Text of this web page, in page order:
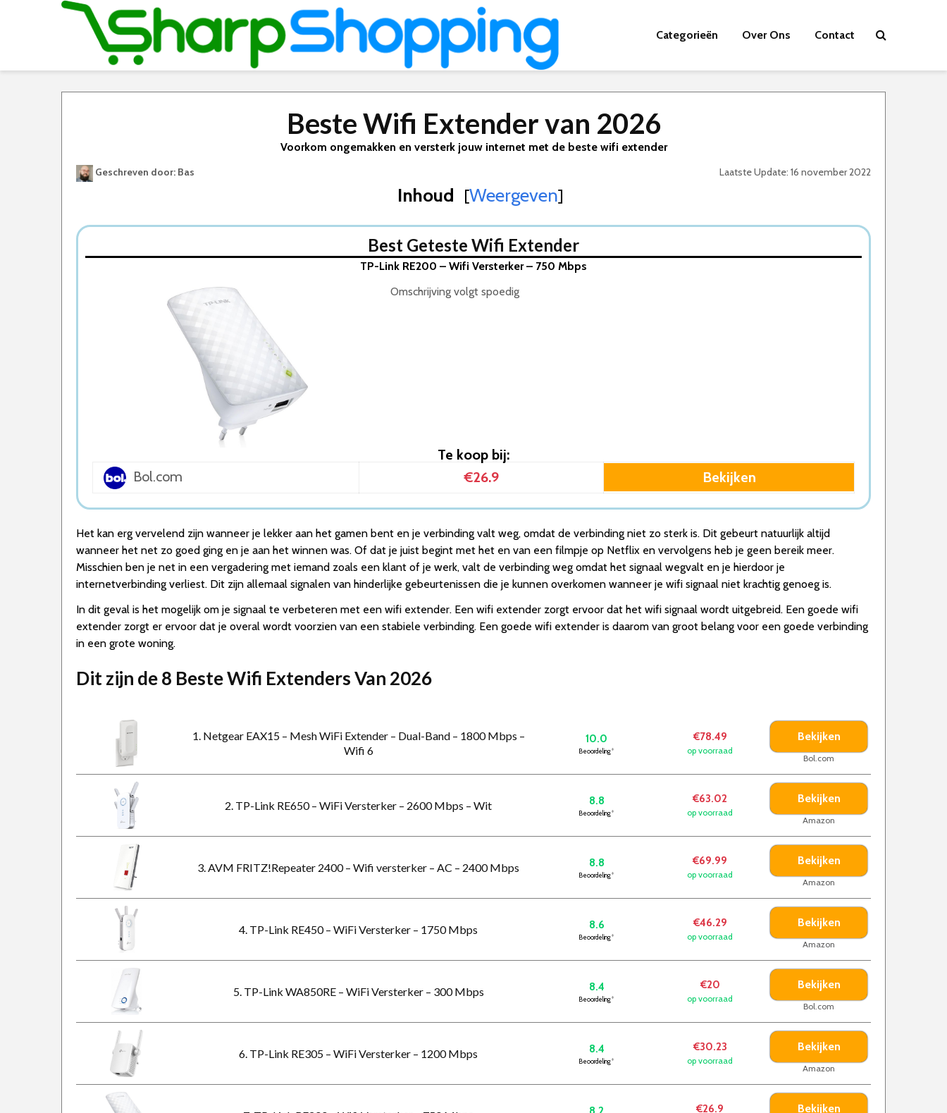
Categorieën Over Ons Contact
Beste Wifi Extender van 2026
Voorkom ongemakken en versterk jouw internet met de beste wifi extender
Geschreven door: Bas Laatste Update: 16 november 2022
Inhoud [Weergeven]
1. Netgear EAX15 – Mesh WiFi Extender – Dual-Band – 1800 Mbps – Wifi 6
2. TP-Link RE650 – WiFi Versterker – 2600 Mbps – Wit
3. AVM FRITZ!Repeater 2400 – Wifi versterker – AC – 2400 Mbps
4. TP-Link RE450 – WiFi Versterker – 1750 Mbps
5. TP-Link WA850RE – WiFi Versterker – 300 Mbps
6. TP-Link RE305 – WiFi Versterker – 1200 Mbps
7. TP-Link RE200 – Wifi Versterker – 750 Mbps
8. MD-goods ® WiFi Versterker Stopcontact – Gratis Internet Kabel – NL Handleiding – Repeater – 300Mbp…
Wat is de beste Wifi Extender van 2026
1. Netgear EAX15 – Mesh WiFi Extender – Dual-Band – 1800 Mbps – Wifi 6
2. TP-Link RE650 – WiFi Versterker – 2600 Mbps – Wit
3. AVM FRITZ!Repeater 2400 – Wifi versterker – AC – 2400 Mbps
5. TP-Link WA850RE – WiFi Versterker – 300 Mbps
6. TP-Link RE305 – WiFi Versterker – 1200 Mbps
7. TP-Link RE200 – Wifi Versterker – 750 Mbps
Conclusie
Best Geteste Wifi Extender
TP-Link RE200 – Wifi Versterker – 750 Mbps
Omschrijving volgt spoedig
Te koop bij:
Bol.com
€26.9 Bekijken
Het kan erg vervelend zijn wanneer je lekker aan het gamen bent en je verbinding valt weg, omdat de verbinding niet zo sterk is. Dit gebeurt natuurlijk altijd
wanneer het net zo goed ging en je aan het winnen was. Of dat je juist begint met het en van een filmpje op Netflix en vervolgens heb je geen bereik meer.
Misschien ben je net in een vergadering met iemand zoals een klant of je werk, valt de verbinding weg omdat het signaal wegvalt en je hierdoor je
internetverbinding verliest. Dit zijn allemaal signalen van hinderlijke gebeurtenissen die je kunnen overkomen wanneer je wifi signaal niet krachtig genoeg is.
In dit geval is het mogelijk om je signaal te verbeteren met een wifi extender. Een wifi extender zorgt ervoor dat het wifi signaal wordt uitgebreid. Een goede wifi
extender zorgt er ervoor dat je overal wordt voorzien van een stabiele verbinding. Een goede wifi extender is daarom van groot belang voor een goede verbinding
in een grote woning.
Dit zijn de 8 Beste Wifi Extenders Van 2026
1. Netgear EAX15 – Mesh WiFi Extender – Dual-Band – 1800 Mbps –
Wifi 6
10.0
Beoordeling*
€78.49
op voorraad
Bekijken
Bol.com
2. TP-Link RE650 – WiFi Versterker – 2600 Mbps – Wit 8.8
Beoordeling*
€63.02
op voorraad
Bekijken
Amazon
3. AVM FRITZ!Repeater 2400 – Wifi versterker – AC – 2400 Mbps 8.8
Beoordeling*
€69.99
op voorraad
Bekijken
Amazon
4. TP-Link RE450 – WiFi Versterker – 1750 Mbps 8.6
Beoordeling*
€46.29
op voorraad
Bekijken
Amazon
5. TP-Link WA850RE – WiFi Versterker – 300 Mbps 8.4
Beoordeling*
€20
op voorraad
Bekijken
Bol.com
6. TP-Link RE305 – WiFi Versterker – 1200 Mbps 8.4
Beoordeling*
€30.23
op voorraad
Bekijken
Amazon
€26.9 Bekijken